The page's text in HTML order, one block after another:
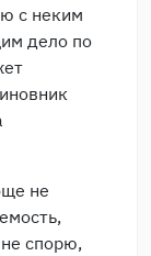
с неким
дело по
не
спорю,